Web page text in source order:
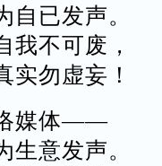
自已发声。
我不可废，
实勿虚妄！
媒体——
生意发声。